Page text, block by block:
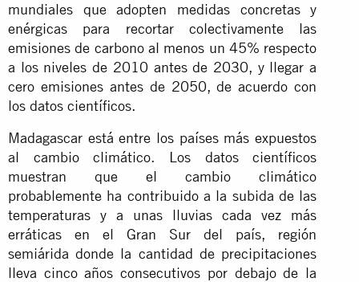
mundiales que adopten medidas concretas y
enérgicas para recortar colectivamente las
emisiones de carbono al menos un 45% respecto
a los niveles de 2010 antes de 2030, y llegar a
cero emisiones antes de 2050, de acuerdo con
los datos científicos.
Madagascar está entre los países más expuestos
al cambio climático. Los datos científicos
muestran que el cambio climático
probablemente ha contribuido a la subida de las
temperaturas y a unas lluvias cada vez más
erráticas en el Gran Sur del país, región
semiárida donde la cantidad de precipitaciones
lleva cinco años consecutivos por debajo de la